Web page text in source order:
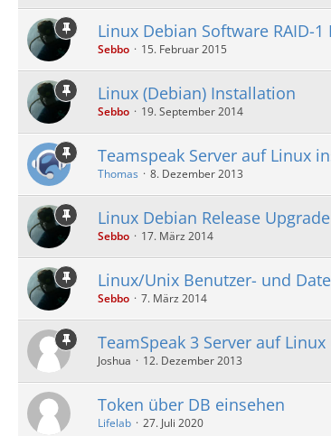
Linux Debian Software RAID-
Sebbo 15. Februar 2015
Linux (Debian) Installation
Sebbo 19. September 2014
Teamspeak Server auf Linux
Thomas 8. Dezember 2013
Linux Debian Release Upgrade
Sebbo 17. März 2014
Linux/Unix Benutzer- und
Sebbo 7. März 2014
TeamSpeak 3 Server auf
Joshua 12. Dezember 2013
Token über DB einsehen
Lifelab 27. Juli 2020